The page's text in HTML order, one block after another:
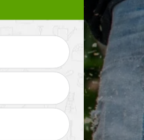
Pose de gazon en
rouleau 10